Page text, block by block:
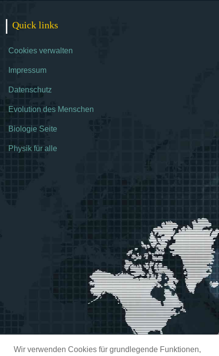
Wir verwenden Cookies für grundlegende Funktionen,
Quick links
Cookies verwalten
Impressum
Datenschutz
Evolution des Menschen
Biologie Seite
Physik für alle